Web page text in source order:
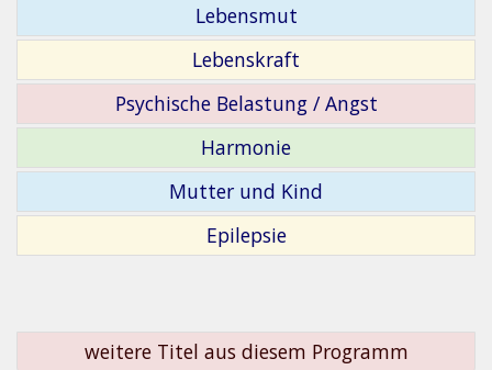
Lebensmut
Lebenskraft
Psychische Belastung / Angst
Harmonie
Mutter und Kind
Epilepsie
weitere Titel aus diesem Programm